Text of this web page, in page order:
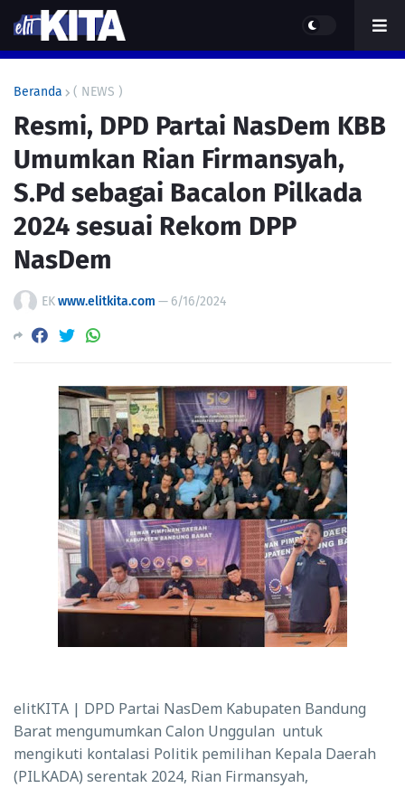
Beranda ( NEWS )
Resmi, DPD Partai NasDem KBB
Umumkan Rian Firmansyah,
S.Pd sebagai Bacalon Pilkada
2024 sesuai Rekom DPP
NasDem
EKwww.elitkita.com — 6/16/2024
elitKITA | DPD Partai NasDem Kabupaten Bandung
Barat mengumumkan Calon Unggulan untuk
mengikuti kontalasi Politik pemilihan Kepala Daerah
(PILKADA) serentak 2024, Rian Firmansyah,